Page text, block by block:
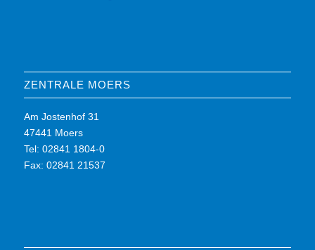
ZENTRALE MOERS
Am Jostenhof 31
47441 Moers
Tel: 02841 1804-0
Fax: 02841 21537